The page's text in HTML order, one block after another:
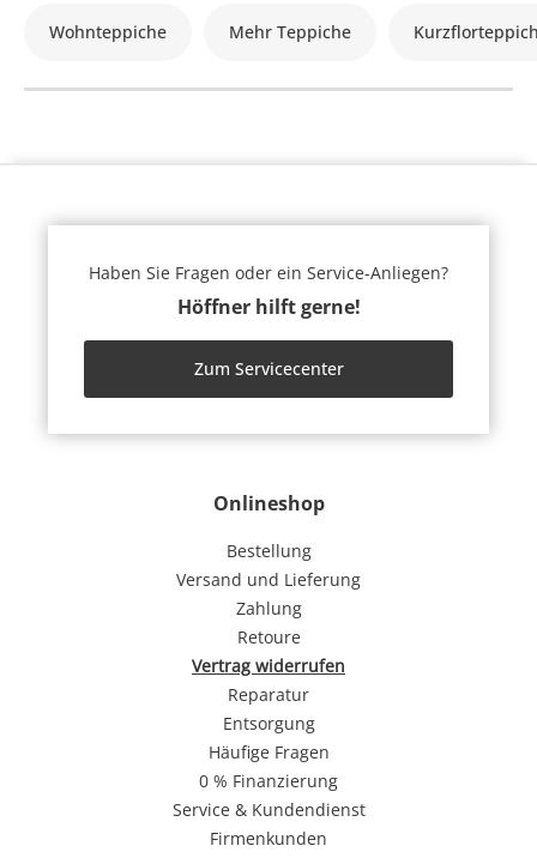
Wohnteppiche Mehr Teppiche
Onlineshop
Bestellung
Versand und Lieferung
Zahlung
Retoure
Vertrag widerrufen
Reparatur
Entsorgung
Häufige Fragen
0 % Finanzierung
Service & Kundendienst
Firmenkunden
Haben Sie Fragen oder ein Service-Anliegen?
Höffner hilft gerne!
Zum Servicecenter